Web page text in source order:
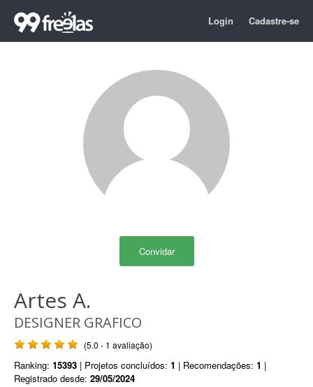
Login Cadastre-se
Convidar
Artes A.
DESIGNER GRAFICO
(5.0 - 1 avaliação)
Ranking: 15393 | Projetos concluídos: 1 | Recomendações: 1 |
Registrado desde: 29/05/2024